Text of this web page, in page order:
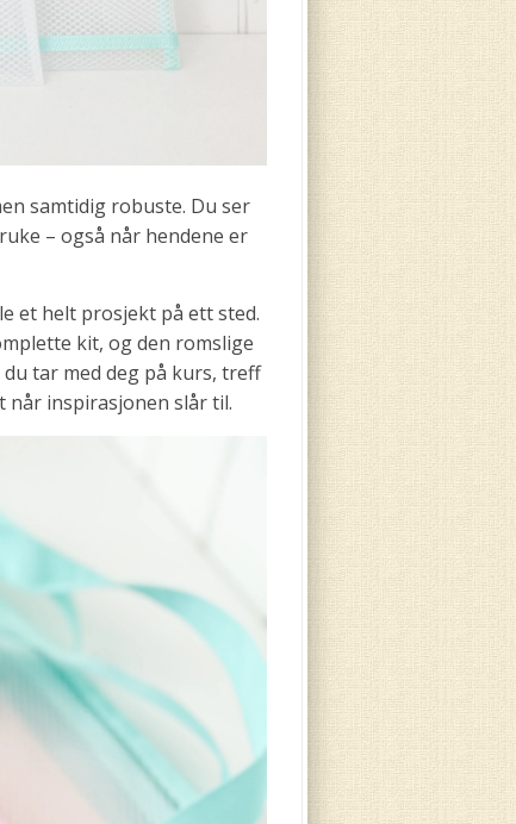
samtidig robuste. Du ser
– også når hendene er
et helt prosjekt på ett sted.
kit, og den romslige
tar med deg på kurs, treff
inspirasjonen slår til.